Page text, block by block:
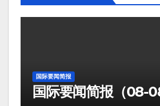
国际要闻简报
国际要闻简报（08-